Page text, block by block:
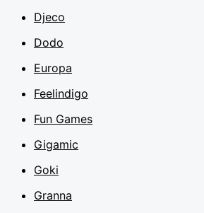
Djeco
Dodo
Europa
Feelindigo
Fun Games
Gigamic
Goki
Granna